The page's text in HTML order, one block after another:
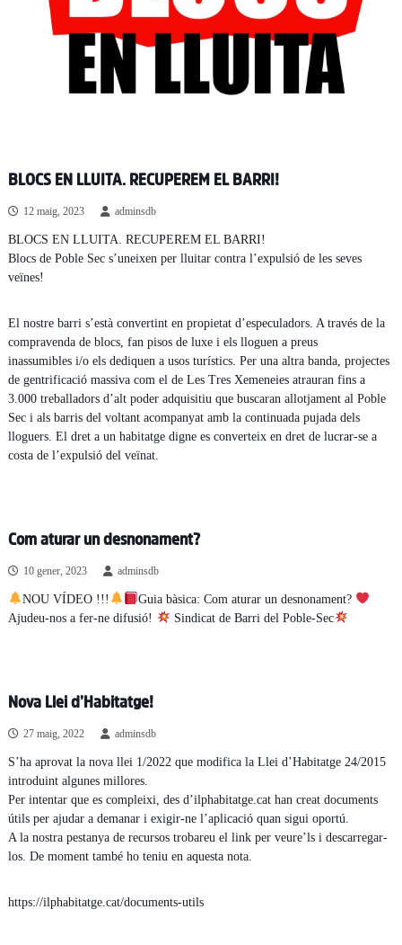
BLOCS EN LLUITA. RECUPEREM EL BARRI!
12 maig, 2023 adminsdb
BLOCS EN LLUITA. RECUPEREM EL BARRI!
Blocs de Poble Sec s’uneixen per lluitar contra l’expulsió de les seves
veïnes!
El nostre barri s’està convertint en propietat d’especuladors. A través de la
compravenda de blocs, fan pisos de luxe i els lloguen a preus
inassumibles i/o els dediquen a usos turístics. Per una altra banda, projectes
de gentrificació massiva com el de Les Tres Xemeneies atrauran fins a
3.000 treballadors d’alt poder adquisitiu que buscaran allotjament al Poble
Sec i als barris del voltant acompanyat amb la continuada pujada dels
lloguers. El dret a un habitatge digne es converteix en dret de lucrar-se a
costa de l’expulsió del veïnat.
Com aturar un desnonament?
10 gener, 2023 adminsdb
NOU VÍDEO !!!
Guia bàsica: Com aturar un desnonament?
Ajudeu-nos a fer-ne difusió!
Sindicat de Barri del Poble-Sec
Nova Llei d’Habitatge!
27 maig, 2022 adminsdb
S’ha aprovat la nova llei 1/2022 que modifica la Llei d’Habitatge 24/2015
introduint algunes millores.
Per intentar que es compleixi, des d’ilphabitatge.cat han creat documents
útils per ajudar a demanar i exigir-ne l’aplicació quan sigui oportú.
A la nostra pestanya de recursos trobareu el link per veure’ls i descarregar-
los. De moment també ho teniu en aquesta nota.
https://ilphabitatge.cat/documents-utils